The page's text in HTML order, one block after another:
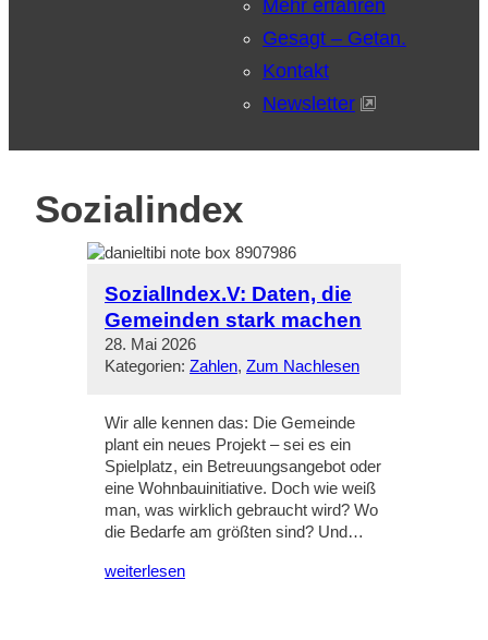
Mehr erfahren
Gesagt – Getan.
Kontakt
Newsletter
Sozialindex
SozialIndex.V: Daten, die
Gemeinden stark machen
28. Mai 2026
Kategorien: Zahlen, Zum Nachlesen
Wir alle kennen das: Die Gemeinde
plant ein neues Projekt – sei es ein
Spielplatz, ein Betreuungsangebot oder
eine Wohnbauinitiative. Doch wie weiß
man, was wirklich gebraucht wird? Wo
die Bedarfe am größten sind? Und…
weiterlesen